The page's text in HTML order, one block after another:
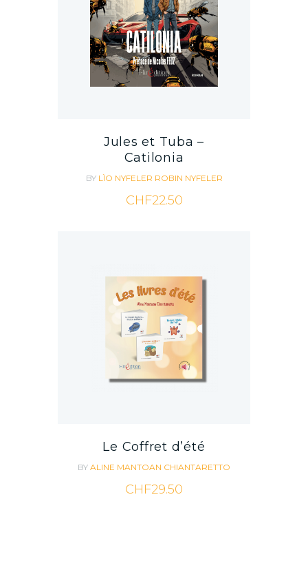
Jules et Tuba –
Catilonia
BY LÌO NYFELER ROBIN NYFELER
CHF22.50
Le Coffret d’été
BY ALINE MANTOAN CHIANTARETTO
CHF29.50